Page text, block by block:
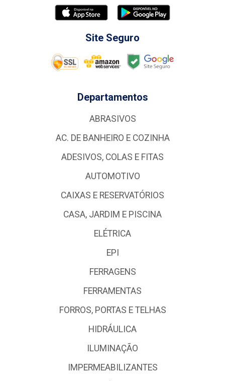
Site Seguro
Departamentos
ABRASIVOS
AC. DE BANHEIRO E COZINHA
ADESIVOS, COLAS E FITAS
AUTOMOTIVO
CAIXAS E RESERVATÓRIOS
CASA, JARDIM E PISCINA
ELÉTRICA
EPI
FERRAGENS
FERRAMENTAS
FORROS, PORTAS E TELHAS
HIDRÁULICA
ILUMINAÇÃO
IMPERMEABILIZANTES